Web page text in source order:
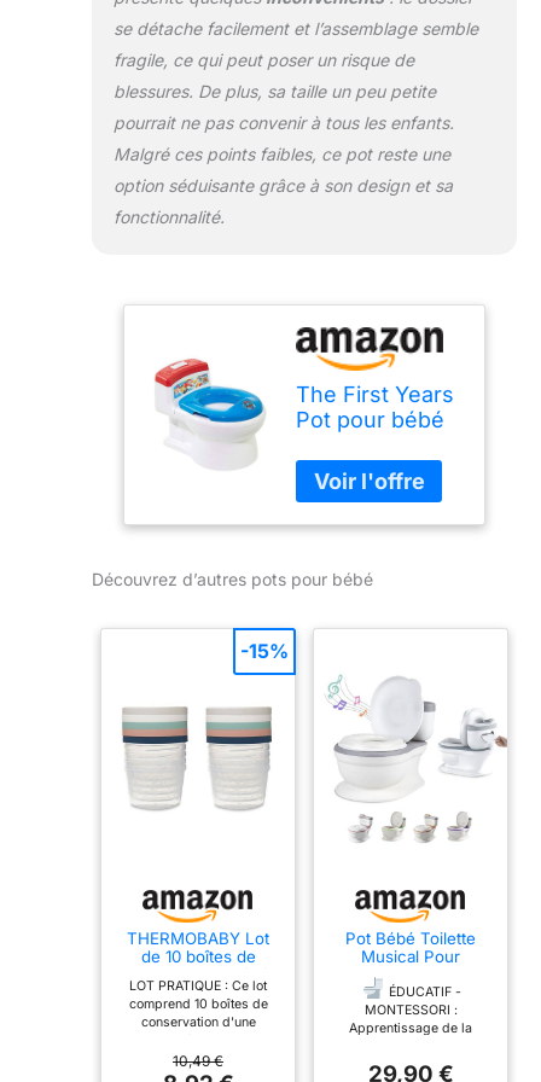
se détache facilement et l’assemblage semble
fragile, ce qui peut poser un risque de
blessures. De plus, sa taille un peu petite
pourrait ne pas convenir à tous les enfants.
Malgré ces points faibles, ce pot reste une
option séduisante grâce à son design et sa
fonctionnalité.
The First Years
Pot pour bébé
Découvrez d’autres pots pour bébé
THERMOBABY Lot
de 10 boîtes de
250 ml Fabriquées
en France
LOT PRATIQUE : Ce lot
comprend 10 boîtes de
conservation d'une
chacune, offrant ainsi une
solution pratique pour
10,49 €
-15%
Pot Bébé Toilette
Musical Pour
Apprentissage De La
Propreté - Toilette
Bebe & Enfant -
Confortable Anti
De Chasse &
ÉDUCATIF -
MONTESSORI :
Apprentissage de la
pot enfant toilettes qui
29,90 €